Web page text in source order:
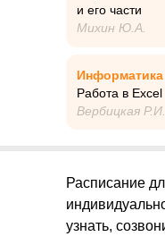
и его части
Михин Ю.А.
Информатика
Работа в Excel
Вербицкая Р.И.
Расписание
узнать,